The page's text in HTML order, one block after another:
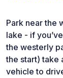
Park near the
lake - if
the westerly
the start) take
vehicle to